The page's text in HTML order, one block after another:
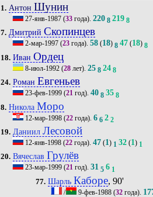
1. Антон Шунин
27-янв-1987(33года). 220 8 219 8
7. Дмитрий Скопинцев
2-мар-1997(23года). 58(18) 8 47(18) 8
18. Иван Ордец
8-июл-1992(28лет). 25 8 24 8
24. Роман Евгеньев
23-фев-1999(21год). 40 8 35 8
8. Никола Моро
12-мар-1998(22года). 6 6 2 2
19. Даниил Лесовой
12-янв-1998(22года). 47(1) 1 32(1) 1
20. Вячеслав Грулёв
23-мар-1999(21год). 31 5 6 1
77. Шарль Каборе, 90'
/ 9-фев-1988 (32 года).